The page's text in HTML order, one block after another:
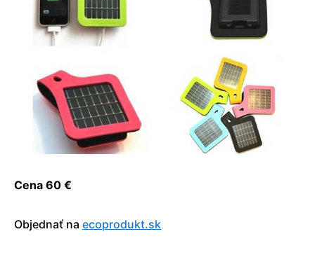
Cena 60 €
Objednať na ecoprodukt.sk